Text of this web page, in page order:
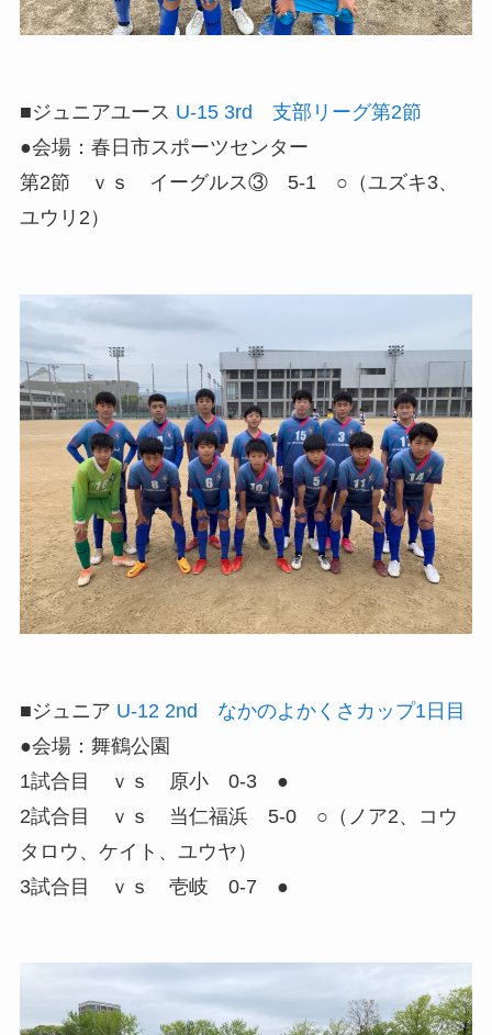
■ジュニアユース U-15 3rd 支部リーグ第2節
●会場：春日市スポーツセンター
第2節 ｖｓ イーグルス③ 5-1 ○（ユズキ3、
ユウリ2）
■ジュニア U-12 2nd なかのよかくさカップ1日目
●会場：舞鶴公園
1試合目 ｖｓ 原小 0-3 ●
2試合目 ｖｓ 当仁福浜 5-0 ○（ノア2、コウ
タロウ、ケイト、ユウヤ）
3試合目 ｖｓ 壱岐 0-7 ●